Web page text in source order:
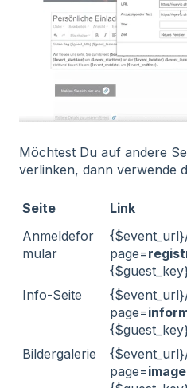
Möchtest Du auf andere
verlinken, dann verwende
Seite
Link
Anmeldefor
mular
page=
Info-Seite
page=
Bildergalerie
page=